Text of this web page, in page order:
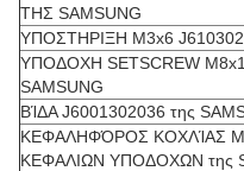
ΤΗΣ SAMSUNG
ΥΠΟΣΤΗΡΙΞΗ M3x6
ΥΠΟΔΟΧΗ SETSCREW
SAMSUNG
ΒΊΔΑ J6001302036 της
ΚΕΦΑΛΗΦΌΡΟΣ ΚΟΧΛΊΑΣ
ΚΕΦΑΛΙΩΝ ΥΠΟΔΟΧΩΝ της